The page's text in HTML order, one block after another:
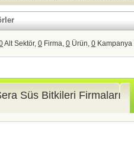
Alt Sektör, 0 Firma, 0 Ürün, 0 Kampanya
Süs Bitkileri Firmaları